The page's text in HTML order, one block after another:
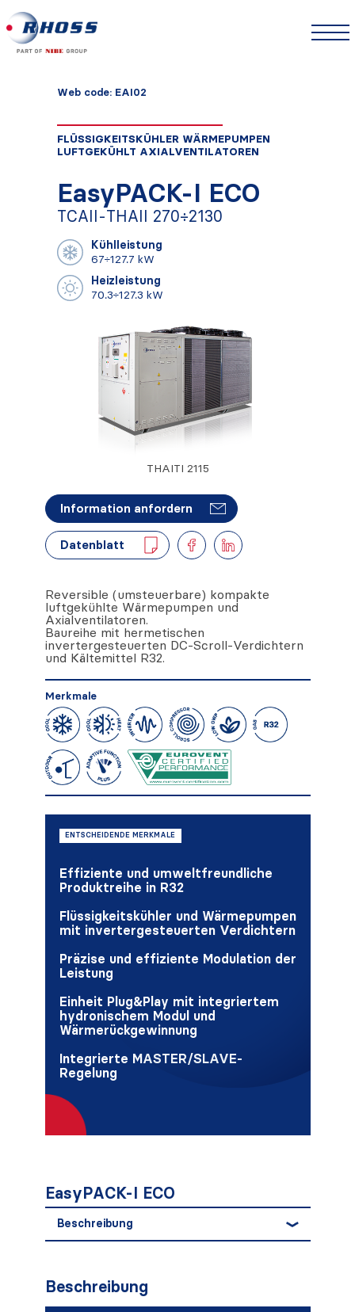
Web code: EAI02
FLÜSSIGKEITSKÜHLER WÄRMEPUMPEN
LUFTGEKÜHLT AXIALVENTILATOREN
EasyPACK-I ECO
TCAII-THAII 270÷2130
Kühlleistung
67÷127.7 kW
Heizleistung
70.3÷127.3 kW
THAITI 2115
Information anfordern
Datenblatt
Reversible (umsteuerbare) kompakte
luftgekühlte Wärmepumpen und
Axialventilatoren.
Baureihe mit hermetischen
invertergesteuerten DC-Scroll-Verdichtern
und Kältemittel R32.
Merkmale
ENTSCHEIDENDE MERKMALE
Effiziente und umweltfreundliche
Produktreihe in R32
Flüssigkeitskühler und Wärmepumpen
mit invertergesteuerten Verdichtern
Präzise und effiziente Modulation der
Leistung
Einheit Plug&Play mit integriertem
hydronischem Modul und
Wärmerückgewinnung
Integrierte MASTER/SLAVE-
Regelung
EasyPACK-I ECO
Beschreibung
Beschreibung